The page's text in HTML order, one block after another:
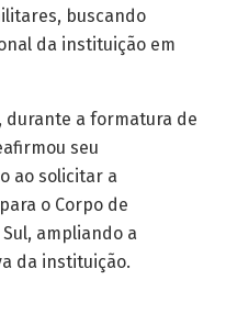
buscando
da instituição em
durante a formatura de
seu
ao solicitar a
o Corpo de
ampliando a
da instituição.